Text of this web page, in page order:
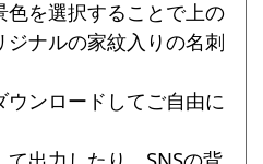
色を選択することで上の
ジナルの家紋入りの名刺
ウンロードしてご自由に